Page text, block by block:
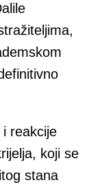
reakcije
koji se
stana